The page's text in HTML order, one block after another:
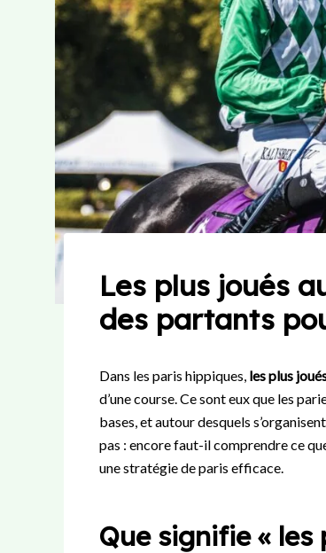
Les plus joués
des partants
Dans les paris hippiques, les plus
d’une course. Ce sont eux que les
bases, et autour desquels
pas : encore faut-il comprendre ce
une stratégie de paris efficace.
Que signifie «